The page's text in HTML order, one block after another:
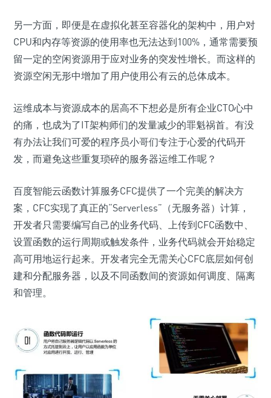
另一方面，即便是在虚拟化甚至容器化的架构中，用户对
CPU和内存等资源的使用率也无法达到100%，通常需要预
留一定的空闲资源用于应对业务的突发性增长。而这样的
资源空闲无形中增加了用户使用公有云的总体成本。
运维成本与资源成本的居高不下想必是所有企业CTO心中
的痛，也成为了IT架构师们的发量减少的罪魁祸首。有没
有办法让我们可爱的程序员小哥们专注于心爱的代码开
发，而避免这些重复琐碎的服务器运维工作呢？
百度智能云函数计算服务CFC提供了一个完美的解决方
案，CFC实现了真正的“Serverless”（无服务器）计算，
开发者只需要编写自己的业务代码、上传到CFC函数中、
设置函数的运行周期或触发条件，业务代码就会开始稳定
高可用地运行起来。开发者完全无需关心CFC底层如何创
建和分配服务器，以及不同函数间的资源如何调度、隔离
和管理。